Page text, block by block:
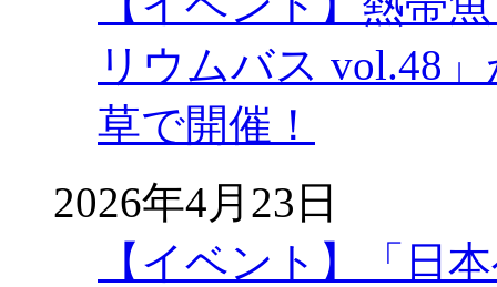
リウムバス vol.48
草で開催！
2026年4月23日
【イベント】「日